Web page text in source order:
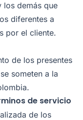
los demás que
diferentes a
por el cliente.
de los presentes
someten a la
de servicio
de los